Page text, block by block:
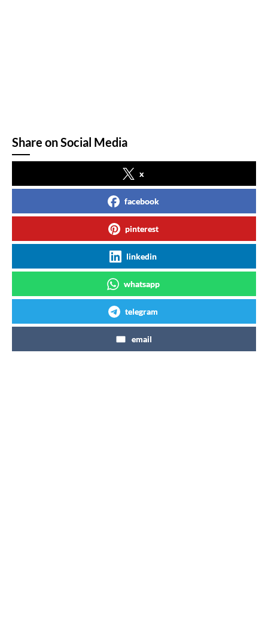
Share on Social Media
x
facebook
pinterest
linkedin
whatsapp
telegram
email